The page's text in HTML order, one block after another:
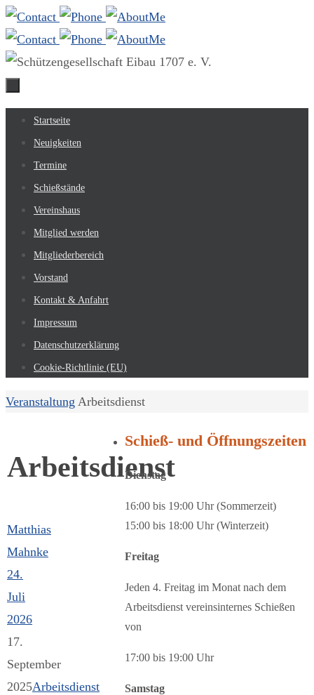
Zum
Inhalt
springen
Zum
Inhalt
springen
Startseite
Neuigkeiten
Termine
Schießstände
Vereinshaus
Mitglied werden
Mitgliederbereich
Vorstand
Kontakt & Anfahrt
Impressum
Datenschutzerklärung
Cookie-Richtlinie (EU)
Start
Veranstaltung Arbeitsdienst
Arbeitsdienst
Matthias
Mahnke
24.
Juli
2026
17.
September
2025Arbeitsdienst
Schieß- und Öffnungszeiten
Dienstag
16:00 bis 19:00 Uhr (Sommerzeit)
15:00 bis 18:00 Uhr (Winterzeit)
Freitag
Jeden 4. Freitag im Monat nach dem
Arbeitsdienst vereinsinternes Schießen
von
17:00 bis 19:00 Uhr
Samstag